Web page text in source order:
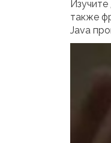
также
Java